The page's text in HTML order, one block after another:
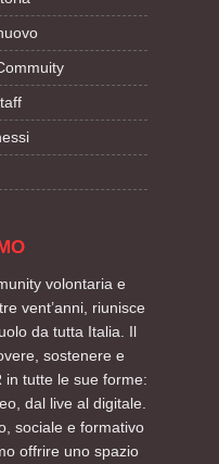
velocità di base. Se
e seguite le istruzioni
volontaria e
vent’anni, riunisce
da tutta Italia. Il
sostenere e
in tutte le sue forme:
dal live al digitale.
sociale e formativo
offrire uno spazio